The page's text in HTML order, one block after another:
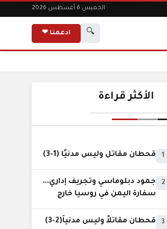
الخميس 6 أغسطس 2026
🔍 ادعمنا ❤
الأكثر قراءة
1 قحطان مقاتل وليس مدنيًا (1-3)
2
جمود دبلوماسي وتجريف إداري...
سفارة اليمن في روسيا خارج
3 قحطان مقاتلاً وليس مدنياً(2-3)